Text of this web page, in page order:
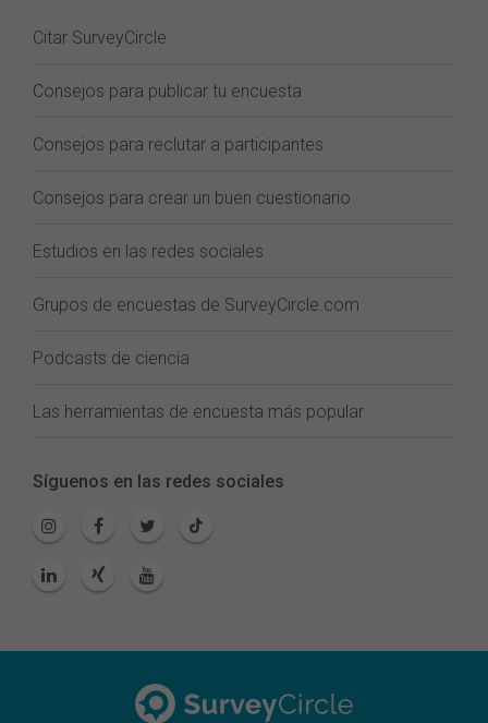
Citar SurveyCircle
Consejos para publicar tu encuesta
Consejos para reclutar a participantes
Consejos para crear un buen cuestionario
Estudios en las redes sociales
Grupos de encuestas de SurveyCircle.com
Podcasts de ciencia
Las herramientas de encuesta más popular
Síguenos en las redes sociales